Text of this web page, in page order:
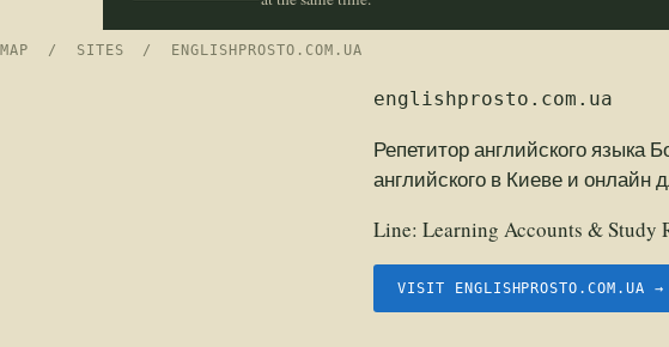
MAP / SITES / ENGLISHPROSTO.COM.UA
englishprosto.com.ua
Репетитор английского языка
английского в Киеве и онлайн
Line: Learning Accounts & Study
VISIT ENGLISHPROSTO.COM.UA →